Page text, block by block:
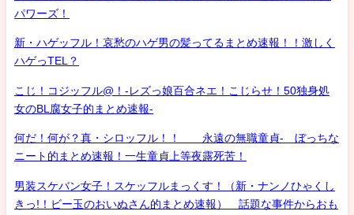
パワーズ！
新・ハゲッフル！哀愁のハゲ男の髪ってるまとめ速報！！激しく
ハゲっTEL？
こじ！コジッフル@！-レズっ娘百合ネエ！こじらせ！50独身処
女のBL腐女子的まとめ速報-
何だ！何が？真・シロッフル！！ 永遠の無職童貞- ぼっちな
ニート的まとめ速報！一生童貞上等夜露死苦！
男装スケバン女子！スケッフルまっくす！（新・ナンノひゃくし
きっ!！ビー玉のおいぬさん的まとめ速報） 話題な事件からおも